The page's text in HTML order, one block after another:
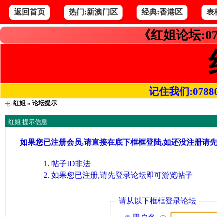
返回首页 热门:新澳门区 经典:香港区 表
《红姐论坛
记住我们
红姐» 论坛提示
红姐 提示信息
如果您已注册会员,请直接在底下框框登陆,如还没注册请
帖子ID非法
如果您已注册,请先登录论坛即可游览帖子
请从以下框框登录论坛